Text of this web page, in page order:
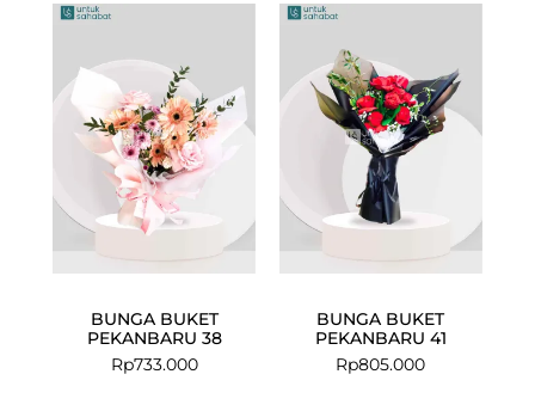
BUNGA BUKET
PEKANBARU 38
Rp733.000
BUNGA BUKET
PEKANBARU 41
Rp805.000